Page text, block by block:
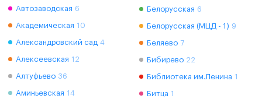
Автозаводская 6
Академическая 10
Александровский сад 4
Алексеевская 12
Алтуфьево 36
Аминьевская 14
Белорусская 6
Белорусская (МЦД - 1) 9
Беляево 7
Бибирево 22
Библиотека им.Ленина 1
Битца 1